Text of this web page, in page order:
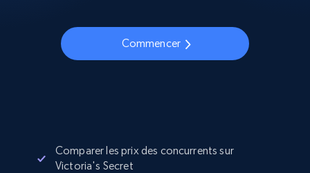
Commencer
Comparer les prix des concurrents sur
Victoria's Secret